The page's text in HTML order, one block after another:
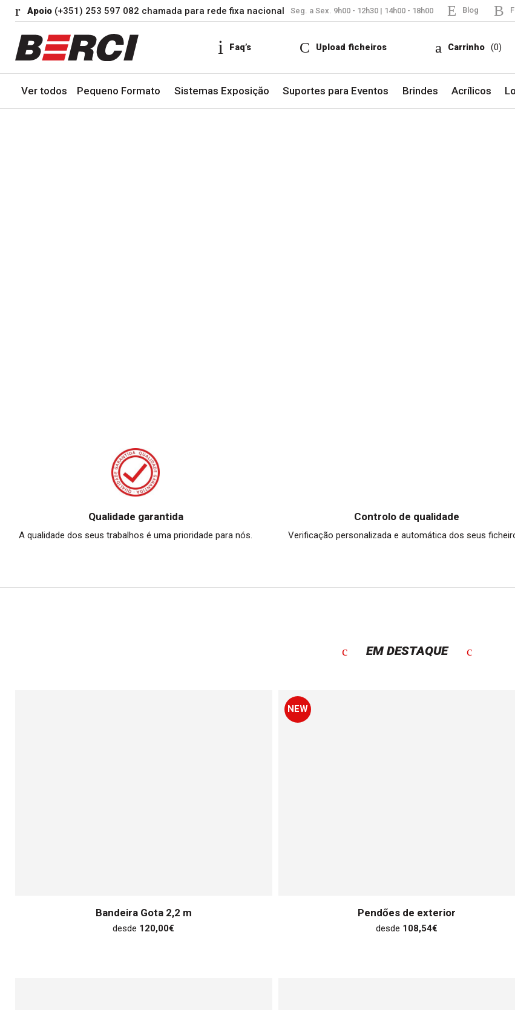
Apoio (+351) 253 597 082 chamada para rede fixa nacional Seg. a Sex. 9h00 - 12h30 | 14h00 - 18h00 Blog
Faq’s Upload ficheiros Carrinho (0)
Ver todos Pequeno Formato Sistemas Exposiçăo Suportes para Eventos Brindes Acrílicos
Qualidade garantida
A qualidade dos seus trabalhos é uma prioridade para nós.
Controlo de qualidade
Verificação personalizada e automática dos seus
EM DESTAQUE
Bandeira Gota 2,2 m
desde 120,00€
NEW
Pendőes de exterior
desde 108,54€